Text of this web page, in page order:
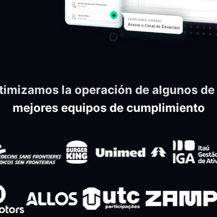
la operación de algunos
mejores equipos de cumplimiento